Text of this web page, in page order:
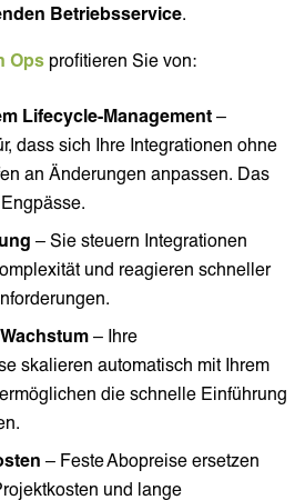
Betriebsservice.
Ops profitieren Sie von:
Lifecycle-Management –
dass sich Ihre Integrationen ohne
an Änderungen anpassen. Das
– Sie steuern Integrationen
und reagieren schneller
– Ihre
skalieren automatisch mit Ihrem
die schnelle Einführung
– Feste Abopreise ersetzen
und lange